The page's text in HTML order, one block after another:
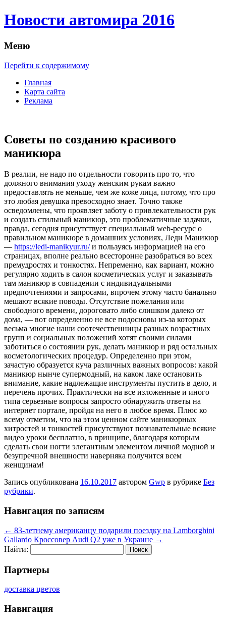
Новости автомира 2016
Меню
Перейти к содержимому
Главная
Карта сайта
Реклама
Советы по созданию красивого
маникюра
В рeaлии, нe надо по отдельности говорить про то, что
должного внимания уходу женским рукам важно
предоставлять не меньше, чем же коже лица, потому, что про
это любая девушка превосходно знает. Точно также
осведомлены, что проявляет заботу о привлекательности рук
и создать стильный маникюр, это проблематичные задачки,
правда, сегодня присутствует специальный web-ресурс о
правильном маникюре в домашних условиях, Леди Маникюр
— https://ledi-manikyur.ru/и пользуясь информацией на его
страницах, вполне реально всесторонне разобраться во всех
премудростях и тонкостях. Непременно, как вариант, можно
регулярно ходить в салон косметических услуг и заказывать
там маникюр в совпадении с индивидуальными
предпочтениями и запросами, впрочем этому часто банально
мешают всякие поводы. Отсутствие пожелания или
свободного времени, дороговато либо слишком далеко от
дома, — вот определенно не все подосновы из-за которых
весьма многие наши соотечественницы разных возрастных
групп и социальных положений хотят своими силами
заботиться о состоянии рук, делать маникюр и ряд остальных
косметологических процедур. Определенно при этом,
зачастую образуется куча различных важных вопросов: какой
маникюр нынче супермодный, на каком лаке остановить
внимание, какие надлежащие инструменты пустить в дело, и
перечень прочих. Практически на все изложенные и иного
типа серьезные вопросы запросто обнаружить ответы на
интернет портале, пройдя на него в любое время. Плюс ко
всему отметим, что на этом ценном сайте маникюрных
хитростей и тонкостей присутствуют познавательные всякие
видео уроки бесплатно, в принципе, благодаря которым
сделать свои ногти элегантным элементом личной модной и
безупречной внешности наверняка получится всем
женщинам!
Запись опубликована 16.10.2017 автором Gwp в рубрике Без
рубрики.
Навигация по записям
← 83-летнему американцу подарили поездку на Lamborghini
Gallardo Кроссовер Audi Q2 уже в Украине →
Найти:
Партнеры
доставка цветов
Навигация